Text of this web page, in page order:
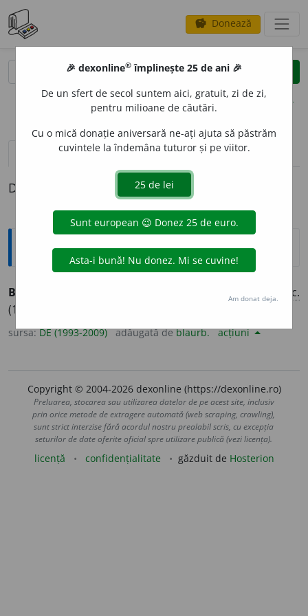
savings Donează
clear
opțiuni
definiții (1)
Definiția cu ID-ul 524191:
Enciclopedice
BICAZU ARDELEAN,
loc.
(1991).
sursa:DE (1993-2009) adăugată deblaurb. acțiuni
Copyright © 2004-2026 dexonline (https://dexonline.ro)
Preluarea, stocarea sau utilizarea datelor de pe acest site, inclusiv
prin orice metode de extragere automată (web scraping, crawling),
sunt strict interzise fără acordul nostru prealabil scris, cu excepția
seturilor de date oferite oficial spre utilizare publică (vezi licența).
licență confidențialitate găzduit de Hosterion
🎉 dexonline® împlinește 25 de ani 🎉
De un sfert de secol suntem aici, gratuit, zi de zi,
pentru milioane de căutări.
Cu o mică donație aniversară ne-ați ajuta să păstrăm
cuvintele la îndemâna tuturor și pe viitor.
Am donat deja.